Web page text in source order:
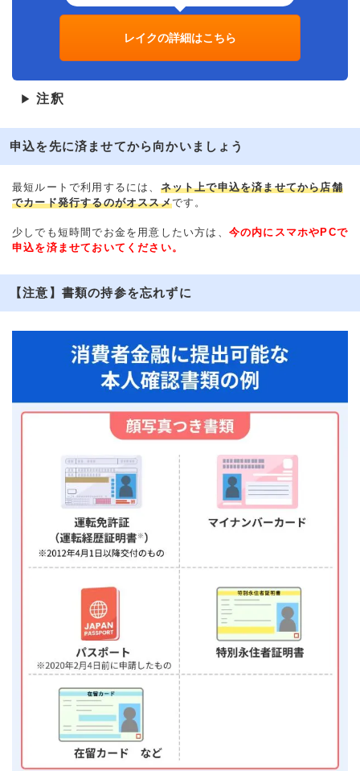
レイクの詳細はこちら
▶ 注釈
申込を先に済ませてから向かいましょう
最短ルートで利用するには、 ネット上で申込を済ませてから店舗
でカード発行するのがオススメです。
少しでも短時間でお金を用意したい方は、 今の内にスマホやPCで
申込を済ませておいてください。
【注意】書類の持参を忘れずに